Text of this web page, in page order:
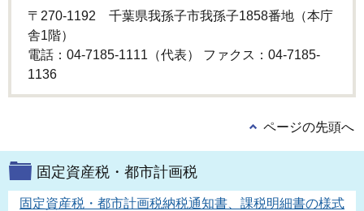
〒270-1192 千葉県我孫子市我孫子1858番地（本庁
舎1階）
電話：04-7185-1111（代表） ファクス：04-7185-
1136
ページの先頭へ
固定資産税・都市計画税
固定資産税・都市計画税納税通知書、課税明細書の様式